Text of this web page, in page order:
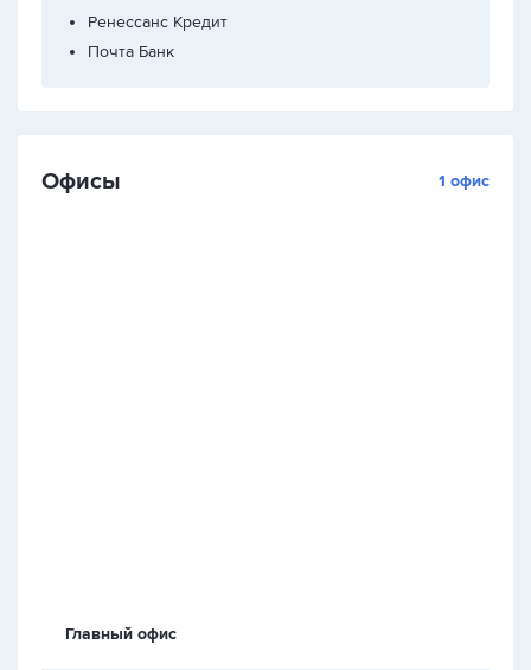
Ренессанс Кредит
Почта Банк
Офисы 1 офис
Главный офис